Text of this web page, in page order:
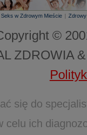
Seks w Zdrowym Mieście |
©
ZDROWIA
się do
celu ich